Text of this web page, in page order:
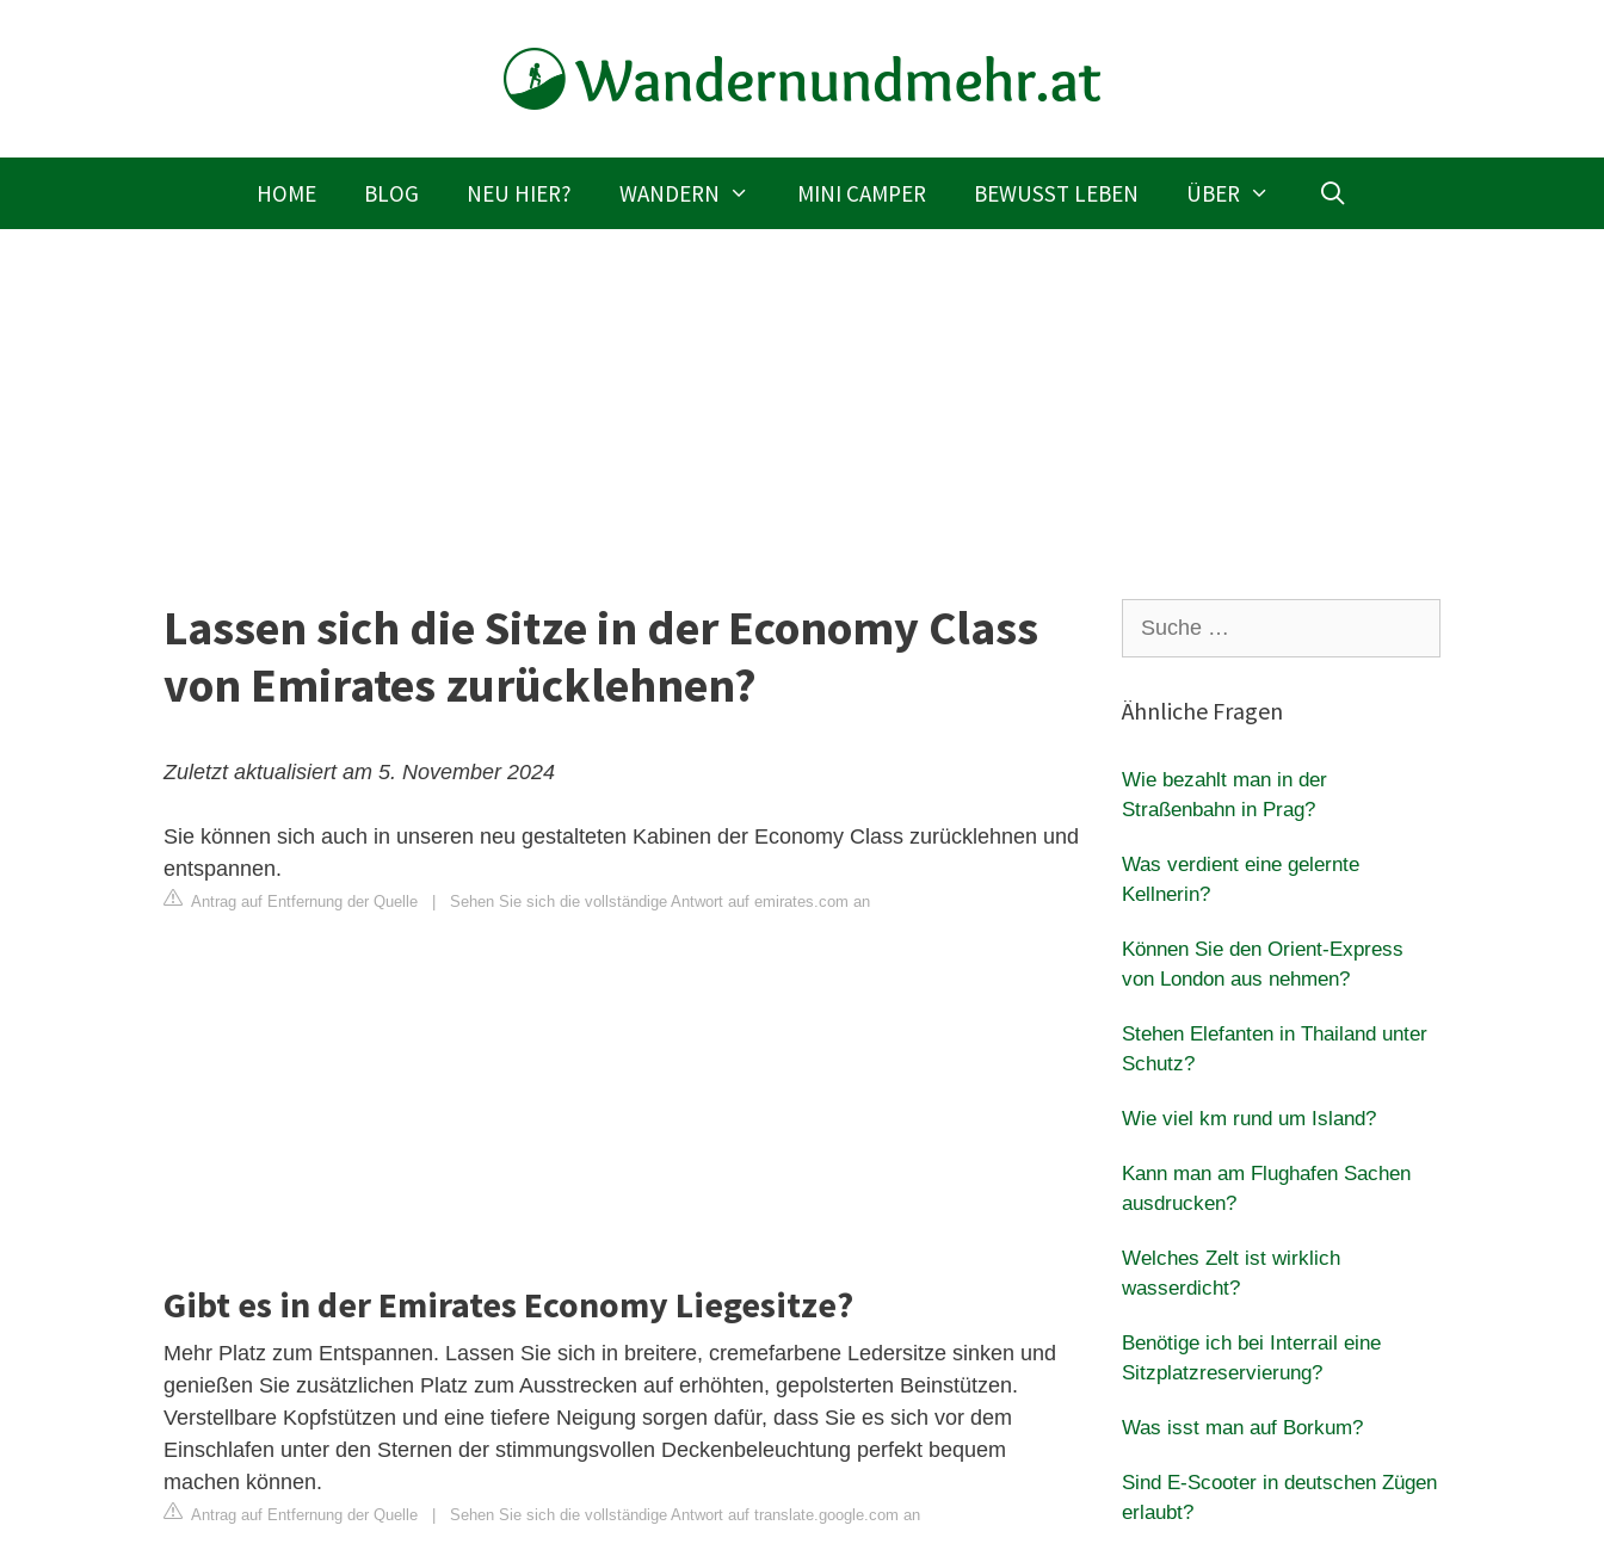
HOME BLOG NEU HIER? WANDERN MINI CAMPER BEWUSST LEBEN ÜBER
Lassen sich die Sitze in der Economy Class
von Emirates zurücklehnen?
Zuletzt aktualisiert am 5. November 2024
Sie können sich auch in unseren neu gestalteten Kabinen der Economy Class zurücklehnen und
entspannen.
Antrag auf Entfernung der Quelle Sehen Sie sich die vollständige Antwort auf emirates.com an
Gibt es in der Emirates Economy Liegesitze?
Mehr Platz zum Entspannen. Lassen Sie sich in breitere, cremefarbene Ledersitze sinken und
genießen Sie zusätzlichen Platz zum Ausstrecken auf erhöhten, gepolsterten Beinstützen.
Verstellbare Kopfstützen und eine tiefere Neigung sorgen dafür, dass Sie es sich vor dem
Einschlafen unter den Sternen der stimmungsvollen Deckenbeleuchtung perfekt bequem
machen können.
Antrag auf Entfernung der Quelle Sehen Sie sich die vollständige Antwort auf translate.google.com an
nach:
Ähnliche Fragen
Wie bezahlt man in der
Straßenbahn in Prag?
Was verdient eine gelernte
Kellnerin?
Können Sie den Orient-Express
von London aus nehmen?
Stehen Elefanten in Thailand unter
Schutz?
Wie viel km rund um Island?
Kann man am Flughafen Sachen
ausdrucken?
Welches Zelt ist wirklich
wasserdicht?
Benötige ich bei Interrail eine
Sitzplatzreservierung?
Was isst man auf Borkum?
Sind E-Scooter in deutschen Zügen
erlaubt?